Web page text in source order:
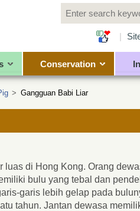
|
Conservation
> Gangguan Babi Liar
di Hong Kong. Orang
bulu yang tebal dan
garis lebih gelap pada
tahun. Jantan dewasa